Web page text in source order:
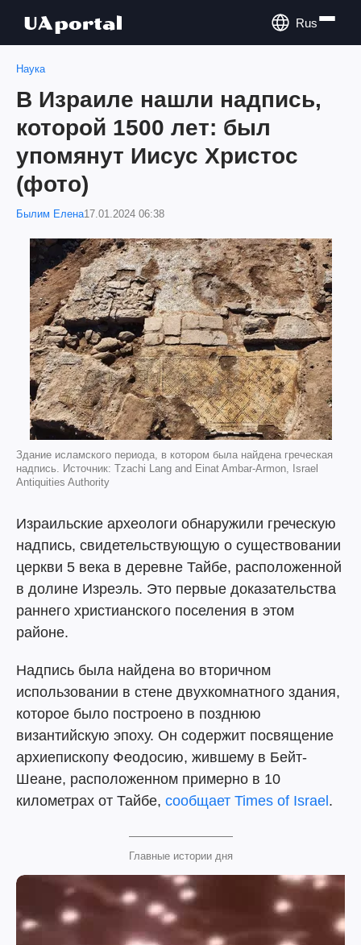
Rus
Наука
В Израиле нашли надпись,
которой 1500 лет: был
упомянут Иисус Христос
(фото)
Былим Елена17.01.2024 06:38
Здание исламского периода, в котором была найдена греческая
надпись. Источник: Tzachi Lang and Einat Ambar-Armon, Israel
Antiquities Authority
Израильские археологи обнаружили греческую
надпись, свидетельствующую о существовании
церкви 5 века в деревне Тайбе, расположенной
в долине Изреэль. Это первые доказательства
раннего христианского поселения в этом
районе.
Надпись была найдена во вторичном
использовании в стене двухкомнатного здания,
которое было построено в позднюю
византийскую эпоху. Он содержит посвящение
архиепископу Феодосию, жившему в Бейт-
Шеане, расположенном примерно в 10
километрах от Тайбе, сообщает Times of Israel .
Главные истории дня